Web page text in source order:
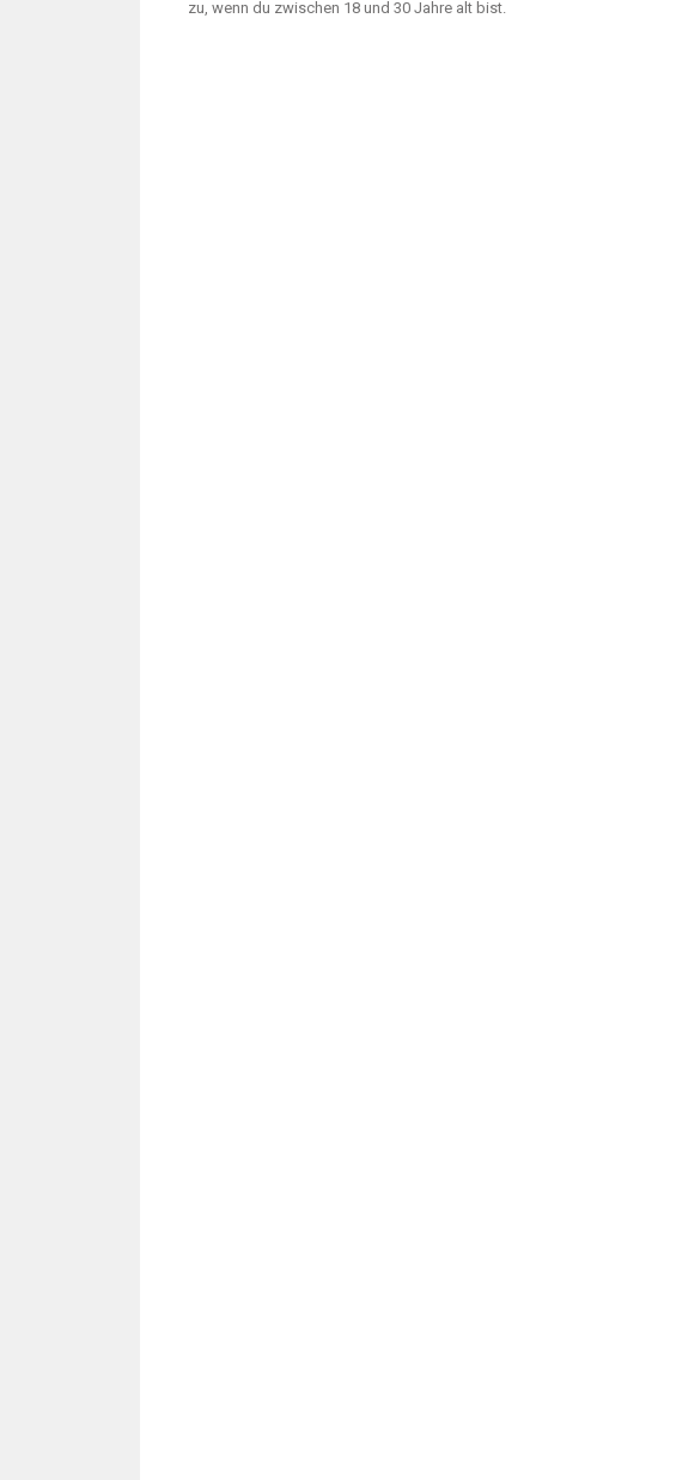
zu, wenn du zwischen 18 und 30 Jahre alt bist.